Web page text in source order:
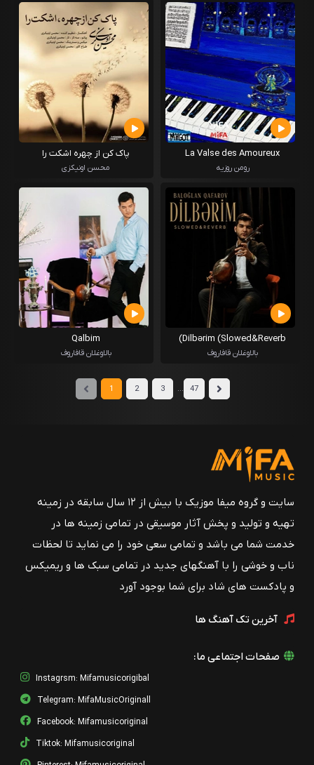
La Valse des Amoureux
رومن روزیه
پاک کن از چهره اشکت را
محسن اونیکزی
Dilbərim (Slowed&Reverb)
بالاوغلان قافاروف
Qalbim
بالاوغلان قافاروف
1 2 3 ... 47
سایت و گروه میفا موزیک با بیش از ۱۲ سال سابقه در زمینه
تهیه و تولید و پخش آثار موسیقی در تمامی زمینه ها در
خدمت شما می باشد و تمامی سعی خود را می نماید تا لحظات
ناب و خوشی را با آهنگهای جدید در تمامی سبک ها و ریمیکس
و پادکست های شاد برای شما بوجود آورد
آخرین تک آهنگ ها
صفحات اجتماعی ما:
Instagrsm: Mifamusicorigibal
Telegram: MifaMusicOriginall
Facebook: Mifamusicoriginal
Tiktok: Mifamusicoriginal